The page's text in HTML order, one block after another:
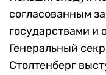
согласованным
государствами и
Генеральный
Столтенберг